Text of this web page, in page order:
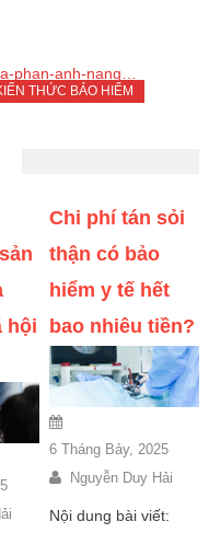
phan-anh-nang…
THỨC BẢO HIỂM
hội
Chi phí tán sỏi
thận có bảo
hiểm y tế hết
bao nhiêu tiền?
6 Tháng Bảy, 2025
Nguyễn Duy Hải
Nội dung bài viết: